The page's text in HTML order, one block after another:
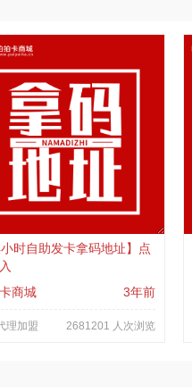
小时自助发卡拿码地址】点
商城
3年前
理加盟 2681201 人次浏览